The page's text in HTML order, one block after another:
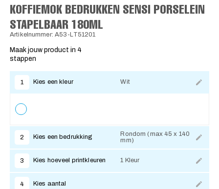
KOFFIEMOK BEDRUKKEN SENSI PORSELEIN
STAPELBAAR 180ML
Artikelnummer: A53-LT51201
Maak jouw product in 4
stappen
1 Kies een kleur Wit
2 Kies een bedrukking
Rondom (max 45 x 140
mm)
3 Kies hoeveel printkleuren 1 Kleur
4 Kies aantal